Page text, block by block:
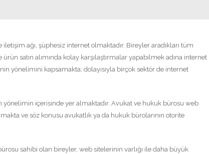
ağı, şüphesiz internet olmaktadır. Bireyler aradıkları tüm
satın alımında kolay karşılaştırmalar yapabilmek adına internet
yönelimini kapsamakta; dolayısıyla birçok sektör de internet
içerisinde yer almaktadır. Avukat ve hukuk bürosu web
ve söz konusu avukatlık ya da hukuk bürolarının otorite
sahibi olan bireyler, web sitelerinin varlığı ile daha büyük